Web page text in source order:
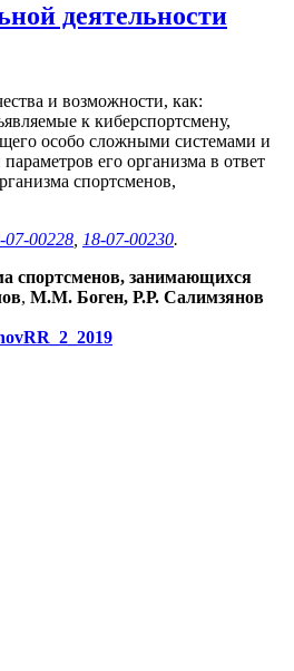
деятельности
и возможности, как:
к киберспортсмену,
особо сложными системами и
его организма в ответ
спортсменов,
07-00228 18-07-00230.
спортсменов, занимающихся
, М.М. Боген, Р.Р. Салимзянов